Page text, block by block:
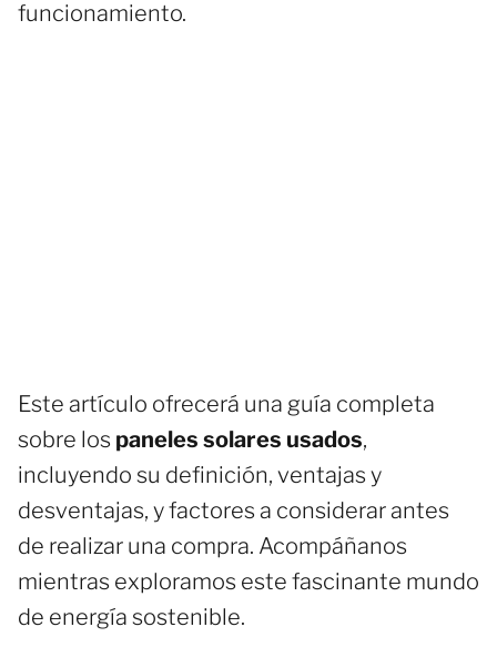
funcionamiento.
Este artículo ofrecerá una guía completa
sobre los paneles solares usados,
incluyendo su definición, ventajas y
desventajas, y factores a considerar antes
de realizar una compra. Acompáñanos
mientras exploramos este fascinante mundo
de energía sostenible.